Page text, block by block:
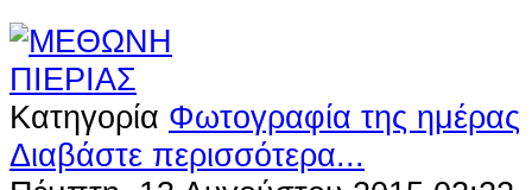
Κατηγορία Φωτογραφία της ημέρας
Διαβάστε περισσότερα...